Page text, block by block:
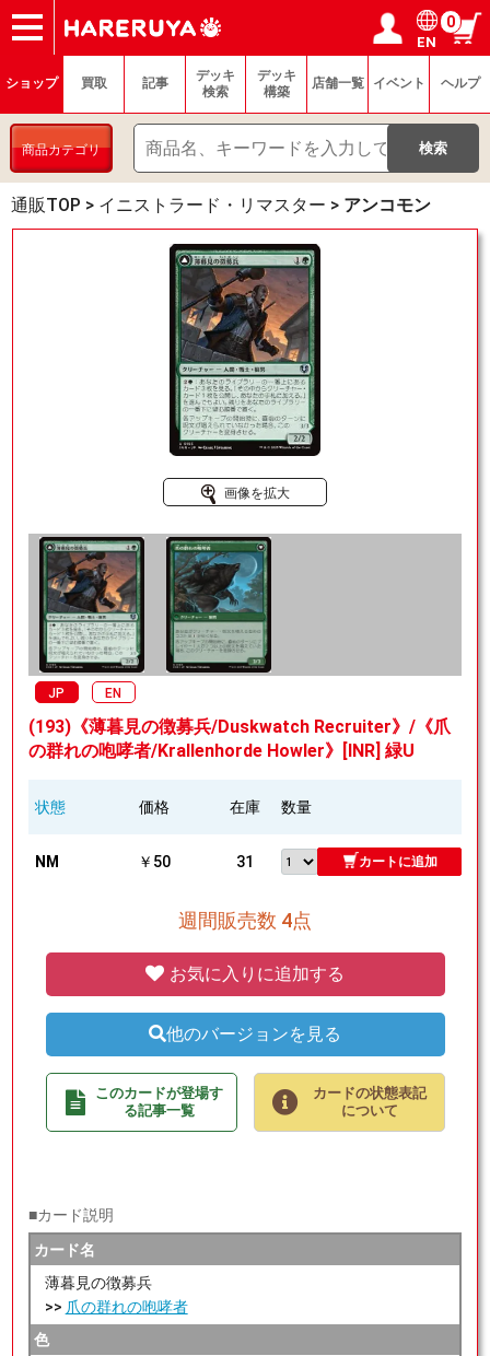
ショップ
買取
記事
デッキ検索
デッキ構築
選手一覧
店舗一覧
イベント
ヘルプ
お問い合わせ ログイン／会員登録
マイページ
EN
0
ショップ 買取 記事
デッキ
検索
デッキ
構築
店舗一覧 イベント ヘルプ
商品カテゴリ
通販TOP > イニストラード・リマスター > アンコモン
画像を拡大
JP EN
(193)《薄暮見の徴募兵/Duskwatch Recruiter》/《爪
の群れの咆哮者/Krallenhorde Howler》[INR] 緑U
状態 価格 在庫 数量
NM ￥50 31 カートに追加
週間販売数 4点
お気に入りに追加する
他のバージョンを見る
このカードが登場す
る記事一覧
カードの状態表記
について
■カード説明
カード名
薄暮見の徴募兵
>> 爪の群れの咆哮者
色